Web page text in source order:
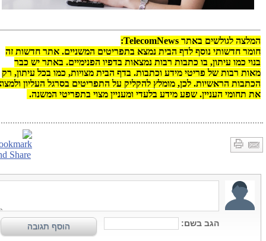
המלצה לגולשים באתר TelecomNews:
חומר חדשותי נוסף לדף הבית נמצא בתפריטים המשניים. אתר חדשות זה
בנוי כמו עיתון, בו כתבות רבות נמצאות בדפיו הפנימיים. באתר יש כבר
מאות רבות של פריטי מידע וכתבות. בדף הבית מצויות, כמו בכל עיתון, רק
הכתבות הראשיות. לכן, מומלץ להקליק על התפריטים בסרגל העליון
את תחומי העניין. שפע מידע בלעדי ומעניין מצוי בתפריטי המשנה.